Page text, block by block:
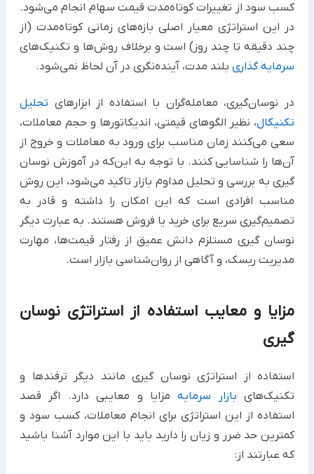
کسب سود از تغییرات کوتاه‌مدت قیمت سهام انجام می‌شود.
در این استراتژی معیار اصلی بازه‌های زمانی کوتاه‌مدت (از
چند دقیقه تا چند روز) است و برخلاف روش‌ها و تکنیک‌های
سرمایه گذاری بلند مدت، آینده‌نگری در آن لحاظ نمی‌شود.
در نوسان‌گیری، معامله‌گران با استفاده از ابزارهای تحلیل
تکنیکال، نظیر الگوهای قیمتی، اندیکاتورها و حجم معاملات،
سعی می‌کنند زمان مناسب برای ورود به معاملات و خروج از
آن‌ها را شناسایی کنند. با توجه به این‌که در آموزش نوسان
گیری به بررسی و تحلیل مداوم بازار تاکید می‌شود، این روش
مناسب افرادی است که این امکان را داشته و قادر به
تصمیم‌گیری سریع برای خرید یا فروش هستند. به عبارت دیگر
نوسان گیری مستلزم دانش عمیق از رفتار قیمت‌ها، مهارت
مدیریت ریسک، و آگاهی از روان‌شناسی بازار است.
مزایا و معایب استفاده از استراتژی نوسان
گیری
استفاده از استراتژی نوسان گیری مانند دیگر ترفندها و
تکنیک‌های بازار سرمایهمزایا و معایبی دارد. اگر قصد
استفاده از این استراتژی برای انجام معاملات، کسب سود و
کمترین حد ضرر و زیان را دارید باید با این موارد آشنا باشید
که عبارتند از: